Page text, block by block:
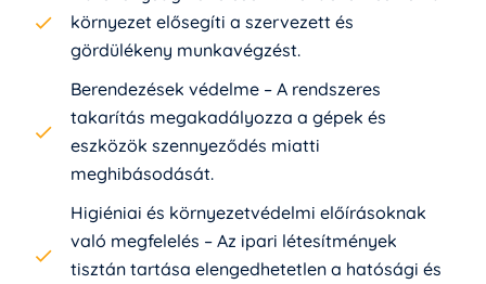
környezet elősegíti a szervezett és
gördülékeny munkavégzést.
Berendezések védelme – A rendszeres
takarítás megakadályozza a gépek és
eszközök szennyeződés miatti
meghibásodását.
Higiéniai és környezetvédelmi előírásoknak
való megfelelés – Az ipari létesítmények
tisztán tartása elengedhetetlen a hatósági és